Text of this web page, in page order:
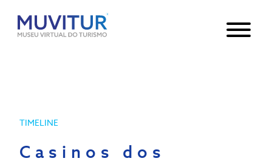
Notice: Undefined index: HTTP_ACCEPT_LANGUAGE in
/var/www/html/core/main/App.php
TIMELINE
Casinos dos